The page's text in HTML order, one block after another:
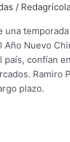
/
una
Año Nuevo
país, confían
Ramiro
plazo.